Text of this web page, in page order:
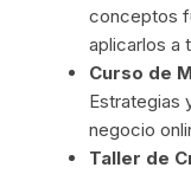
conceptos
aplicarlos a
Curso de
Estrategias
negocio
Taller de